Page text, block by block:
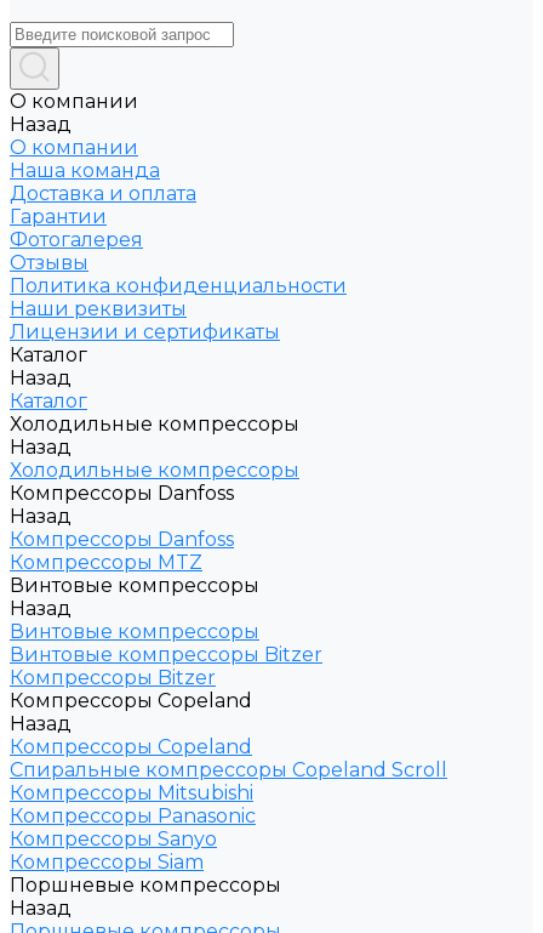
О компании
Назад
О компании
Наша команда
Доставка и оплата
Гарантии
Фотогалерея
Отзывы
Политика конфиденциальности
Наши реквизиты
Лицензии и сертификаты
Каталог
Назад
Каталог
Холодильные компрессоры
Назад
Холодильные компрессоры
Компрессоры Danfoss
Назад
Компрессоры Danfoss
Компрессоры MTZ
Винтовые компрессоры
Назад
Винтовые компрессоры
Винтовые компрессоры Bitzer
Компрессоры Bitzer
Компрессоры Copeland
Назад
Компрессоры Copeland
Спиральные компрессоры Copeland Scroll
Компрессоры Mitsubishi
Компрессоры Panasonic
Компрессоры Sanyo
Компрессоры Siam
Поршневые компрессоры
Назад